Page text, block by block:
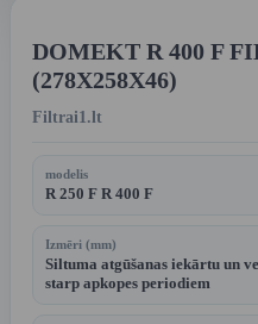
DOMEKT R 400 F
(278X258X46)
Filtrai1.lt
modelis
R 250 F R 400 F
Izmēri (mm)
Siltuma atgūšanas iekārtu un
starp apkopes periodiem